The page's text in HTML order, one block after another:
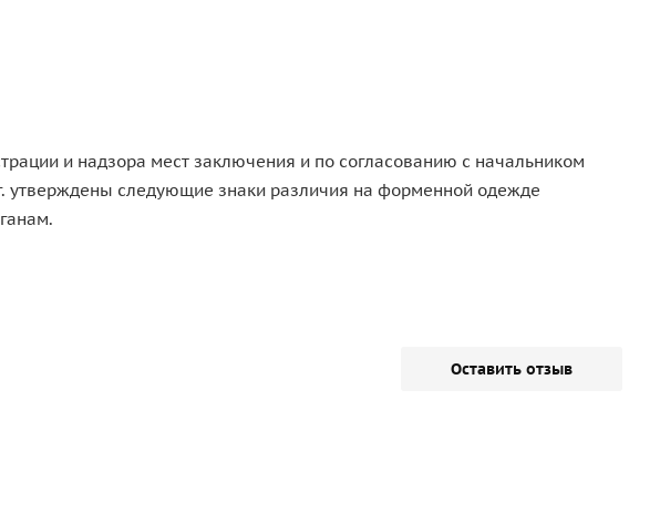
и надзора мест заключения и по согласованию с начальником
утверждены следующие знаки различия на форменной одежде
Оставить отзыв